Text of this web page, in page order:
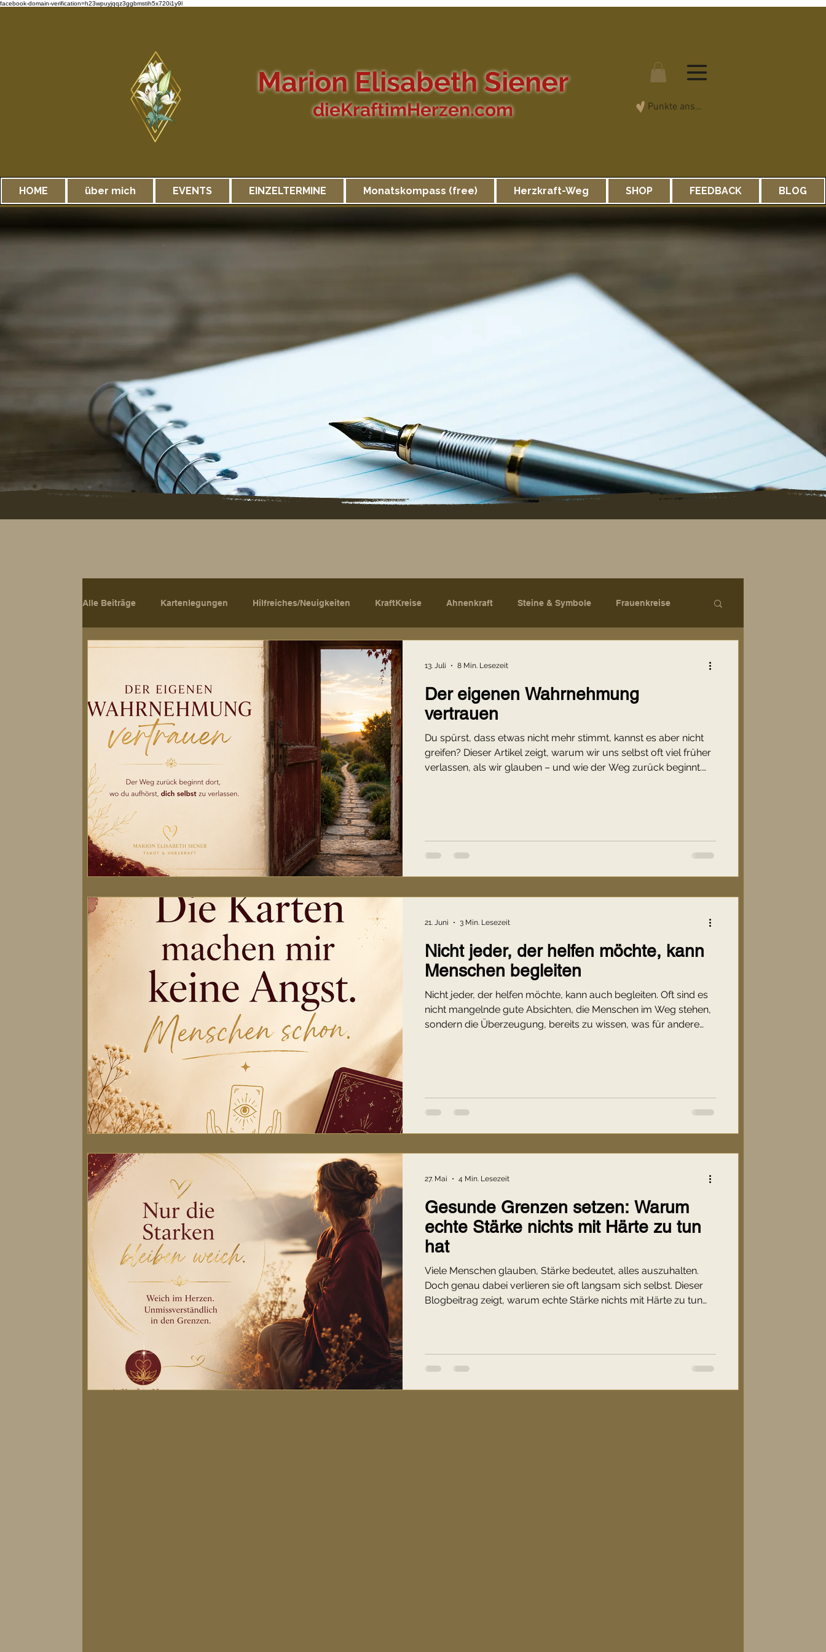
facebook-domain-verification=h23wpuyjqqz3ggbmstih5x720i1y9l
Marion Elisabeth Siener
dieKraftimHerzen.com Punkte ansehen
HOME über mich EVENTS EINZELTERMINE Monatskompass (free) Herzkraft-Weg SHOP FEEDBACK BLOG
Alle Beiträge Kartenlegungen Hilfreiches/Neuigkeiten KraftKreise Ahnenkraft Steine & Symbole Frauenkreise
Heilkräuter Spiritualität im Alltag
Achtsamkeit Jahreskreisfest Schwitzhütte Achtsamkeit Herzkraft Spiritualität im Alltag Seelenräume
Intuitive Praxis Übergangsphasen Persönlichkeitsentwicklung Innere Klarheit Emotionale Heilung
Bewusstes Leben Wandel & Neubeginn
Der eigenen Wahrnehmung
vertrauen
Du spürst, dass etwas nicht mehr stimmt, kannst es aber nicht
greifen? Dieser Artikel zeigt, warum wir uns selbst oft viel früher
verlassen, als wir glauben – und wie der Weg zurück beginnt.
13. Juli 8 Min. Lesezeit
Nicht jeder, der helfen möchte, kann
Menschen begleiten
Nicht jeder, der helfen möchte, kann auch begleiten. Oft sind es
nicht mangelnde gute Absichten, die Menschen im Weg stehen,
sondern die Überzeugung, bereits zu wissen, was für andere
brauchen, erfährst du in diesem Beitrag. 💛
21. Juni 3 Min. Lesezeit
Gesunde Grenzen setzen: Warum
echte Stärke nichts mit Härte zu tun
hat
Viele Menschen glauben, Stärke bedeutet, alles auszuhalten.
Doch genau dabei verlieren sie oft langsam sich selbst. Dieser
Blogbeitrag zeigt, warum echte Stärke nichts mit Härte zu tun
verlassen.
27. Mai 4 Min. Lesezeit